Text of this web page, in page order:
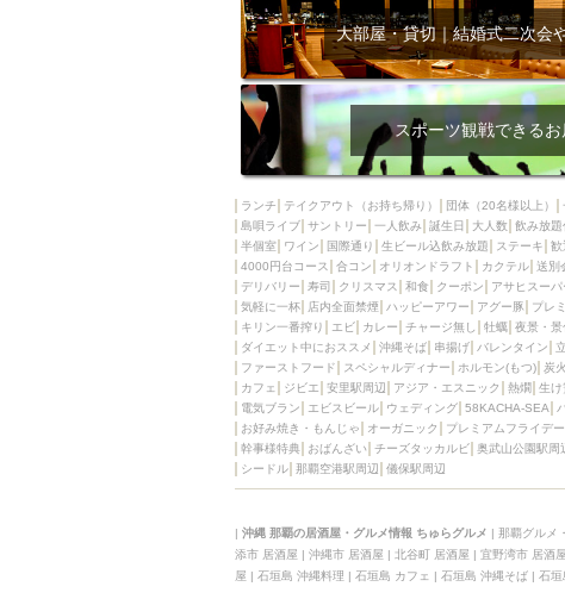
大部屋・貸切｜結婚式二次会
スポーツ観戦できるお
ランチ テイクアウト（お持ち帰り） 団体（20名様以上）
島唄ライブ サントリー 一人飲み 誕生日 大人数 飲み放題
半個室
ワイン 国際通り 生ビール込飲み放題 ステーキ 歓
4000円台コース
合コン オリオンドラフト カクテル 送別
デリバリー
寿司 クリスマス 和食 クーポン アサヒスーパ
気軽に一杯
店内全面禁煙 ハッピーアワー アグー豚 プレ
キリン一番搾り
エビ カレー チャージ無し 牡蠣 夜景・
ダイエット中におススメ
沖縄そば 串揚げ バレンタイン
ファーストフード
スペシャルディナー ホルモン(もつ) 炭
カフェ
ジビエ 安里駅周辺 アジア・エスニック 熱燗 生け
電気ブラン
エビスビール ウェディング 58KACHA-SEA
お好み焼き・もんじゃ
オーガニック プレミアムフライデー
幹事様特典
おばんざい チーズタッカルビ 奥武山公園駅周
シードル 那覇空港駅周辺 儀保駅周辺
| 沖縄 那覇の居酒屋・グルメ情報 ちゅらグルメ | 那覇グルメ
添市 居酒屋 | 沖縄市 居酒屋 | 北谷町 居酒屋 | 宜野湾市 居酒屋
屋 | 石垣島 沖縄料理 | 石垣島 カフェ | 石垣島 沖縄そば | 石垣